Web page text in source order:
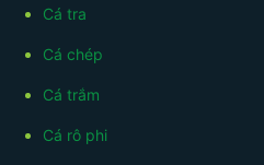
Cá tra
Cá chép
Cá trắm
Cá rô phi